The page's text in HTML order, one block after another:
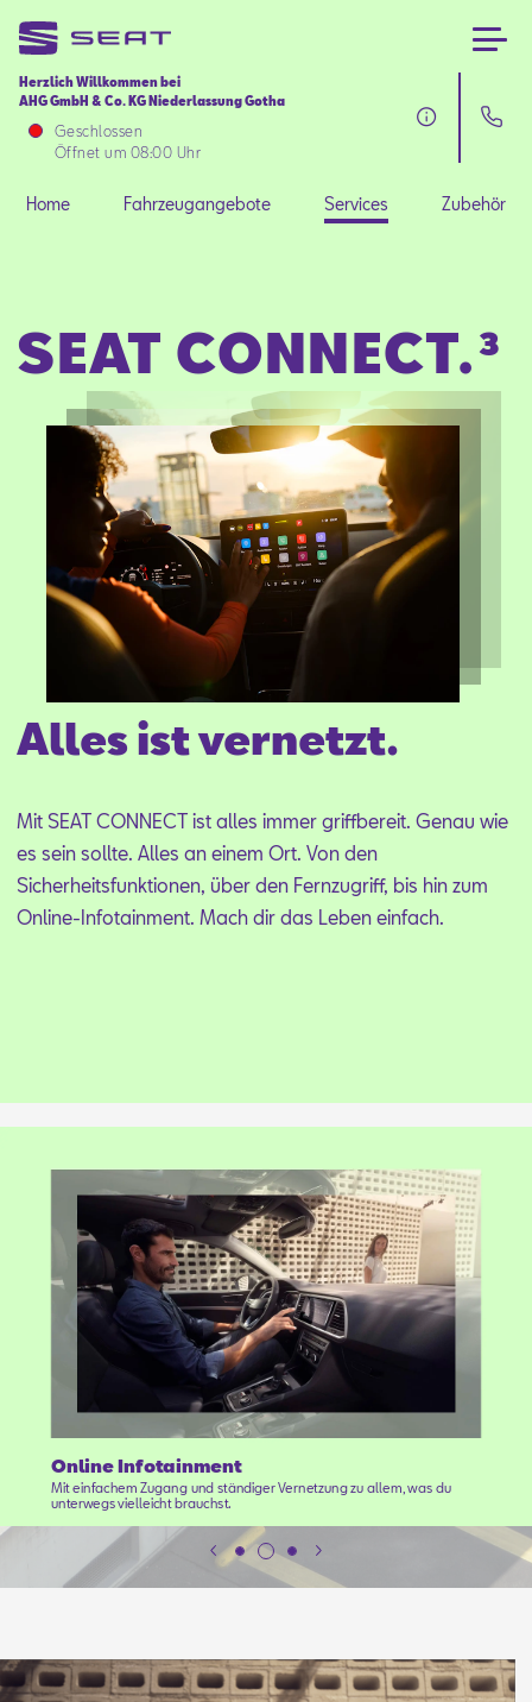
Herzlich Willkommen bei
AHG GmbH & Co. KG Niederlassung Gotha
Geschlossen
Öffnet um 08:00 Uhr
Home
Fahrzeugangebote
Zubehör
SEAT FOR BUSINESS
Über uns
Aktionen
Home Fahrzeugangebote Services Zubehör
SEAT CONNECT.³
Alles ist vernetzt.
Mit SEAT CON­NECT ist al­les im­mer griff­be­reit. Ge­nau wie
es sein soll­te. Al­les an ei­nem Ort. Von den
Si­cher­heits­funk­tio­nen, über den Fern­zu­griff, bis hin zum
On­line-In­fo­tain­ment. Mach dir das Le­ben ein­fach.
Online Infotainment
Mit einfachem Zugang und ständiger Vernetzung zu allem, was du
unterwegs vielleicht brauchst.